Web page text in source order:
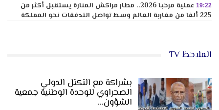
19:22
عملية مرحبا 2026.. مطار مراكش المنارة يستقبل أكثر من
225 ألفا من مغاربة العالم وسط تواصل التدفقات نحو المملكة
الملاحظ TV
بشراكة مع التكتل الدولي
الصحراوي للوحدة الوطنية جمعية
الشؤون…